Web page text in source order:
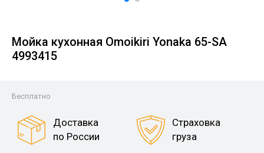
Мойка кухонная Omoikiri Yonaka 65-SA
4993415
Бесплатно
Доставка
по России
Страховка
груза